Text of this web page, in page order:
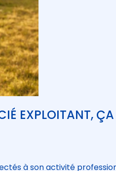
EXPLOITANT, ÇA
à son activité